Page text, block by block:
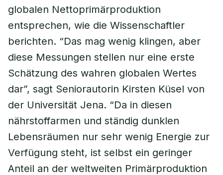
globalen Nettoprimärproduktion
entsprechen, wie die Wissenschaftler
berichten. “Das mag wenig klingen, aber
diese Messungen stellen nur eine erste
Schätzung des wahren globalen Wertes
dar”, sagt Seniorautorin Kirsten Küsel von
der Universität Jena. “Da in diesen
nährstoffarmen und ständig dunklen
Lebensräumen nur sehr wenig Energie zur
Verfügung steht, ist selbst ein geringer
Anteil an der weltweiten Primärproduktion